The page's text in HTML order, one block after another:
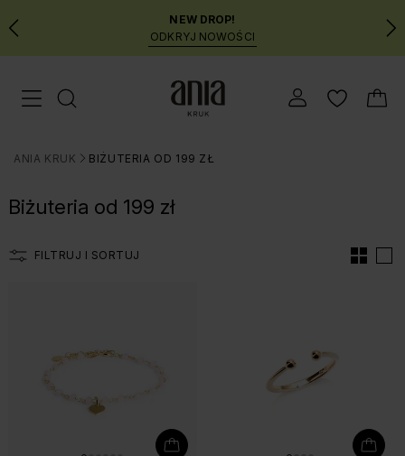
Przejdź
do
FILTRÓW
MENU
NEW DROP!
ODKRYJ NOWOŚCI
Menu mobilne
ANIA KRUK
>
BIŻUTERIA OD 199 ZŁ
Biżuteria od 199 zł
FILTRUJ I SORTUJ